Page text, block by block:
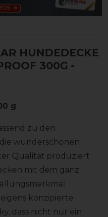
HUNDEDECKE
300G -
g
zu den
wunderschönen
Qualität produziert
mit dem ganz
konzipierte
dass nicht nur ein